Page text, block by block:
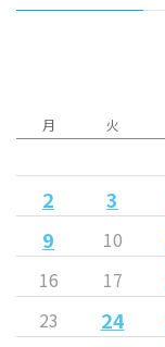
月 火
2 3
9
10
16 17
23
24